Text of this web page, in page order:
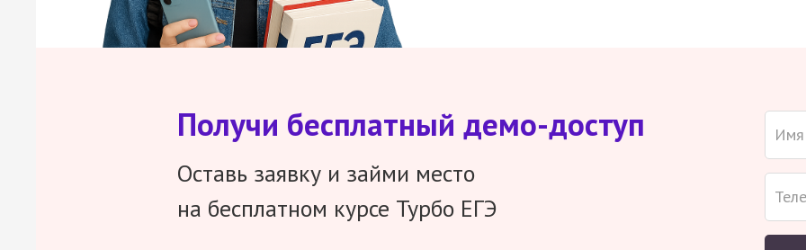
Получи бесплатный демо-доступ
Оставь заявку и займи место
на бесплатном курсе Турбо ЕГЭ